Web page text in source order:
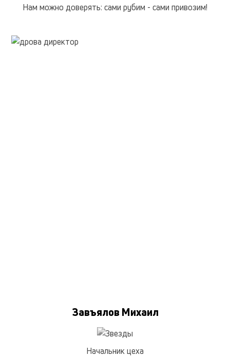
Нам можно доверять: сами рубим - сами привозим!
Завъялов Михаил
Начальник цеха